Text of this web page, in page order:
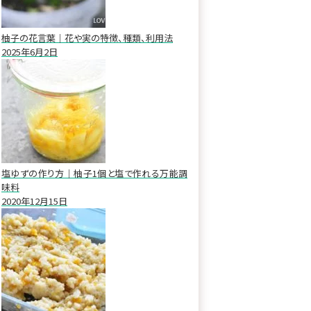
柚子の花言葉｜花や実の特徴、種類、利用法
2025年6月2日
塩ゆずの作り方｜柚子1個と塩で作れる万能調
味料
2020年12月15日